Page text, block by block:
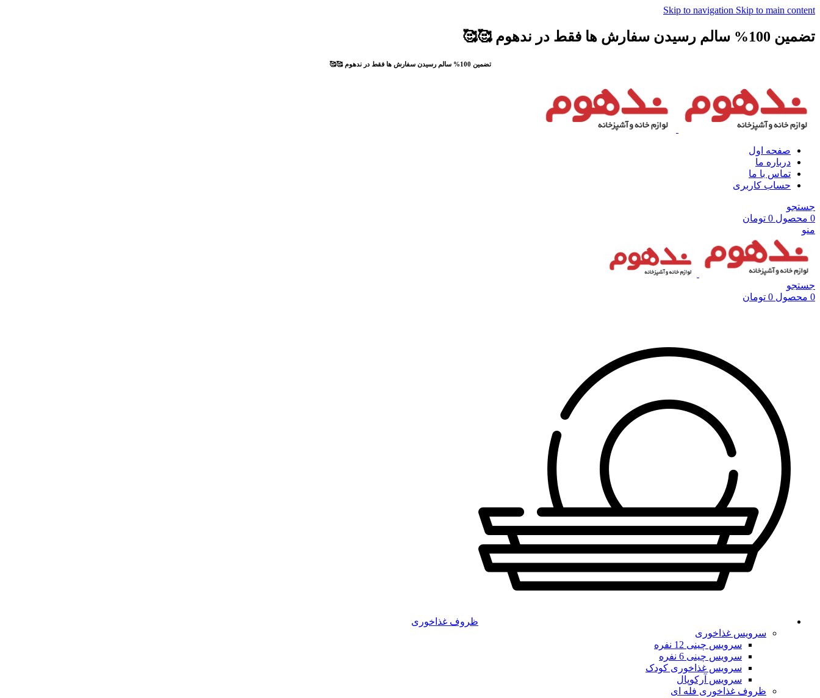
Skip to navigation Skip to main content
تضمین 100% سالم رسیدن سفارش ها فقط در ندهوم 🥰🥰
تضمین 100% سالم رسیدن سفارش ها فقط در ندهوم 🥰🥰
صفحه اول
درباره ما
تماس با ما
حساب کاربری
جستجو
0 محصول 0 تومان
منو
جستجو
0 محصول 0 تومان
ظروف غذاخوری
سرویس غذاخوری
سرویس چینی 12 نفره
سرویس چینی 6 نفره
سرویس غذاخوری کودک
سرویس آرکوپال
ظروف غذاخوری فله ای